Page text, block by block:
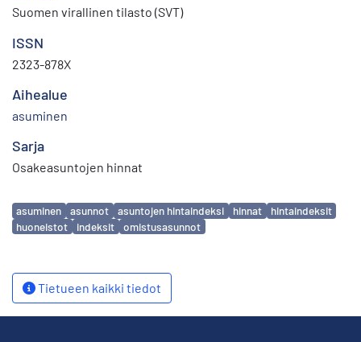
Suomen virallinen tilasto (SVT)
ISSN
2323-878X
Aihealue
asuminen
Sarja
Osakeasuntojen hinnat
Avainsanat
asuminen asunnot asuntojen hintaindeksi hinnat
hintaindeksit
huoneistot
indeksit omistusasunnot
Tietueen kaikki tiedot